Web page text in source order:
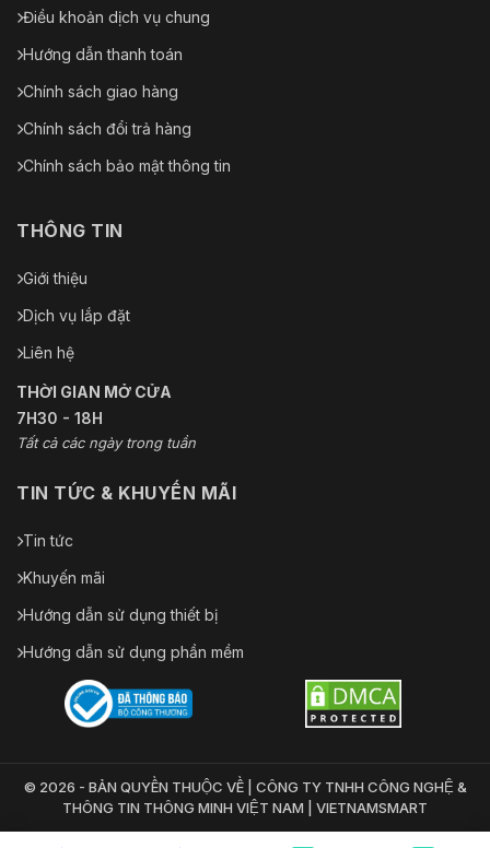
Điều khoản dịch vụ chung
Hướng dẫn thanh toán
Chính sách giao hàng
Chính sách đổi trả hàng
Chính sách bảo mật thông tin
THÔNG TIN
Giới thiệu
Dịch vụ lắp đặt
Liên hệ
THỜI GIAN MỞ CỬA
7H30 - 18H
Tất cả các ngày trong tuần
TIN TỨC & KHUYẾN MÃI
Tin tức
Khuyến mãi
Hướng dẫn sử dụng thiết bị
Hướng dẫn sử dụng phần mềm
© 2026 - BẢN QUYỀN THUỘC VỀ | CÔNG TY TNHH CÔNG NGHỆ &
THÔNG TIN THÔNG MINH VIỆT NAM | VIETNAMSMART